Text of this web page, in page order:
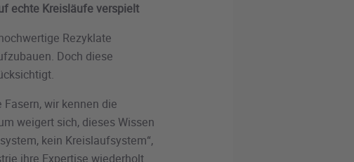
echte Kreisläufe verspielt
Rezyklate
Doch diese
wir kennen die
weigert sich, dieses Wissen
kein Kreislaufsystem“,